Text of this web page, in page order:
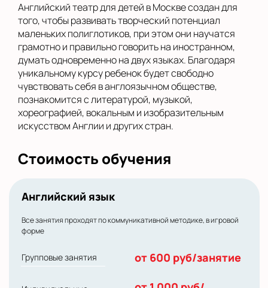
Английский театр для детей в Москве создан для
того, чтобы развивать творческий потенциал
маленьких полиглотиков, при этом они научатся
грамотно и правильно говорить на иностранном,
думать одновременно на двух языках. Благодаря
уникальному курсу ребенок будет свободно
чувствовать себя в англоязычном обществе,
познакомится с литературой, музыкой,
хореографией, вокальным и изобразительным
искусством Англии и других стран.
Стоимость обучения
Английский язык
Все занятия проходят по коммуникативной методике, в игровой
форме
Групповые занятия от 600 руб/занятие